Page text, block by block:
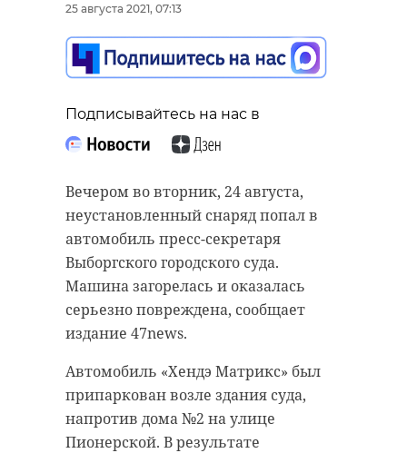
25 августа 2021, 07:13
Подписывайтесь на нас в
Вечером во вторник, 24 августа,
неустановленный снаряд попал в
автомобиль пресс-секретаря
Выборгского городского суда.
Машина загорелась и оказалась
серьезно повреждена, сообщает
издание 47news.
Автомобиль «Хендэ Матрикс» был
припаркован возле здания суда,
напротив дома №2 на улице
Пионерской. В результате